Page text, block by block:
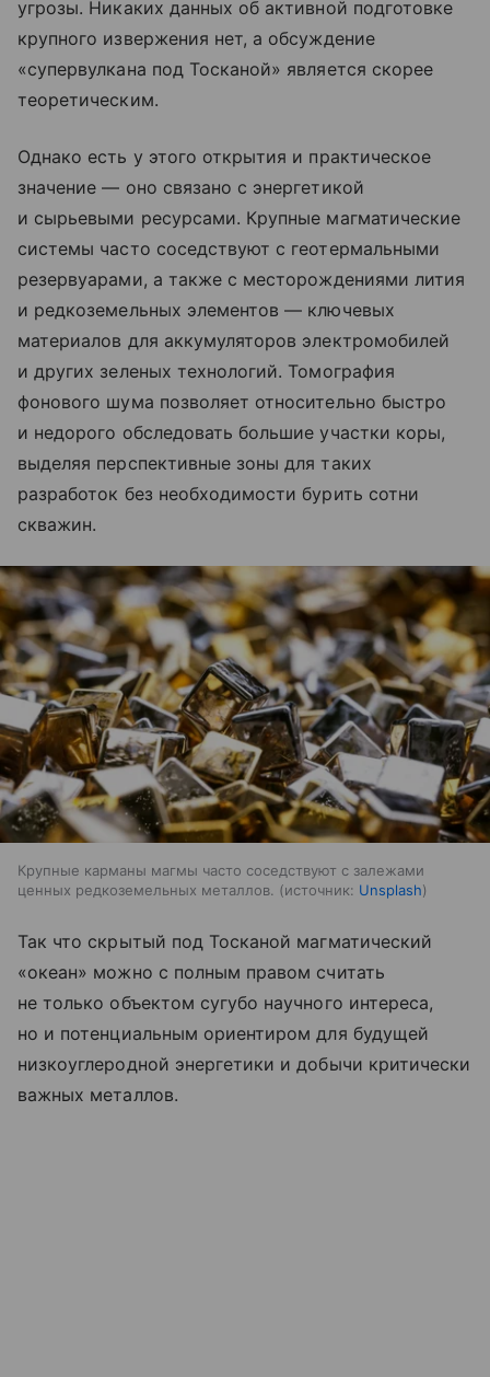
угрозы. Никаких данных об активной подготовке
крупного извержения нет, а обсуждение
«супервулкана под Тосканой» является скорее
теоретическим.
Однако есть у этого открытия и практическое
значение — оно связано с энергетикой
и сырьевыми ресурсами. Крупные магматические
системы часто соседствуют с геотермальными
резервуарами, а также с месторождениями лития
и редкоземельных элементов — ключевых
материалов для аккумуляторов электромобилей
и других зеленых технологий. Томография
фонового шума позволяет относительно быстро
и недорого обследовать большие участки коры,
выделяя перспективные зоны для таких
разработок без необходимости бурить сотни
скважин.
Крупные карманы магмы часто соседствуют с залежами
ценных редкоземельных металлов.
источник: Unsplash
Так что скрытый под Тосканой магматический
«океан» можно с полным правом считать
не только объектом сугубо научного интереса,
но и потенциальным ориентиром для будущей
низкоуглеродной энергетики и добычи критически
важных металлов.